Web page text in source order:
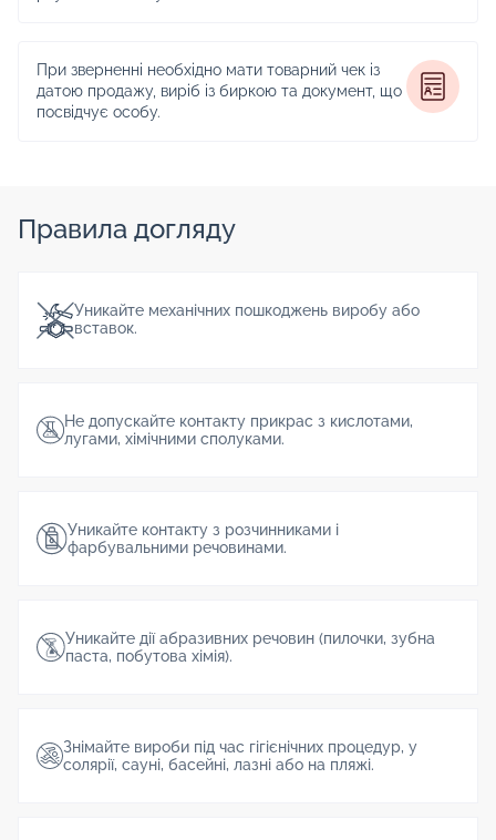
При зверненні необхідно мати товарний чек із
датою продажу, виріб із биркою та документ, що
посвідчує особу.
Правила догляду
Уникайте механічних пошкоджень виробу або
вставок.
Не допускайте контакту прикрас з кислотами,
лугами, хімічними сполуками.
Уникайте контакту з розчинниками і
фарбувальними речовинами.
Уникайте дії абразивних речовин (пилочки, зубна
паста, побутова хімія).
Знімайте вироби під час гігієнічних процедур, у
солярії, сауні, басейні, лазні або на пляжі.